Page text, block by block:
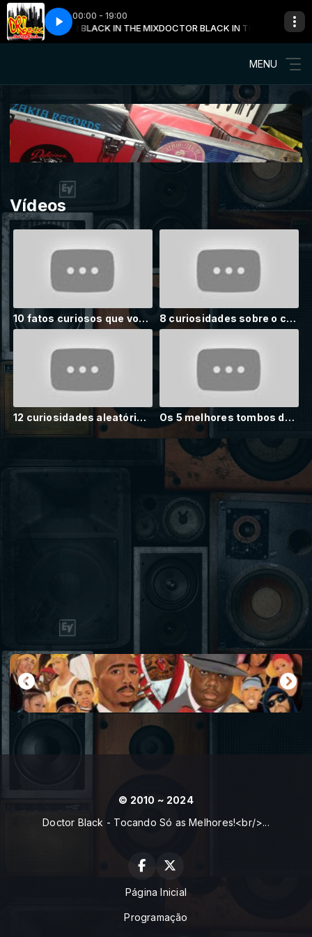
00:00 - 19:00
DOCTOR BLACK IN THE MIXDOCTOR BLACK IN THE MIX com
Ask Mu Neigh Box's Emotions - Don't Ask Mu Neigh Box's
MENU
Vídeos
10 fatos curiosos que você ainda não tinha parado pra pensar 8 curiosidades sobre o comportamento humano
12 curiosidades aleatórias que vão te surpreender Os 5 melhores tombos de Silvio Santos
© 2010 ~ 2024
Doctor Black - Tocando Só as Melhores!<br/>...
Página Inicial
Programação